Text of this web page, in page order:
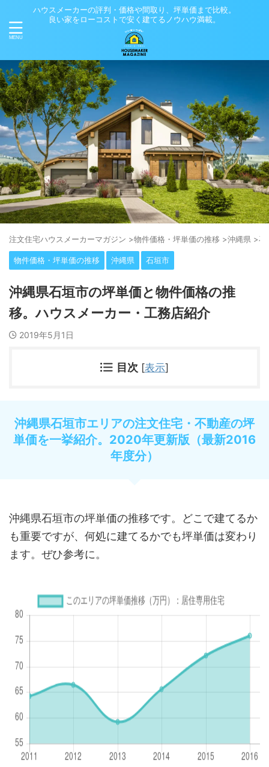
ハウスメーカーの評判・価格や間取り、坪単価まで比較。
良い家をローコストで安く建てるノウハウ満載。
注⽂住宅ハウスメーカーマガジン >物件価格・坪単価の推移 >沖縄県 >石
物件価格・坪単価の推移 沖縄県 石垣市
沖縄県石垣市の坪単価と物件価格の推
移。ハウスメーカー・工務店紹介
2019年5月1日
目次 [表示]
沖縄県石垣市エリアの注文住宅・不動産の坪
単価を一挙紹介。2020年更新版（最新2016
年度分）
沖縄県石垣市の坪単価の推移です。どこで建てるか
も重要ですが、何処に建てるかでも坪単価は変わり
ます。ぜひ参考に。